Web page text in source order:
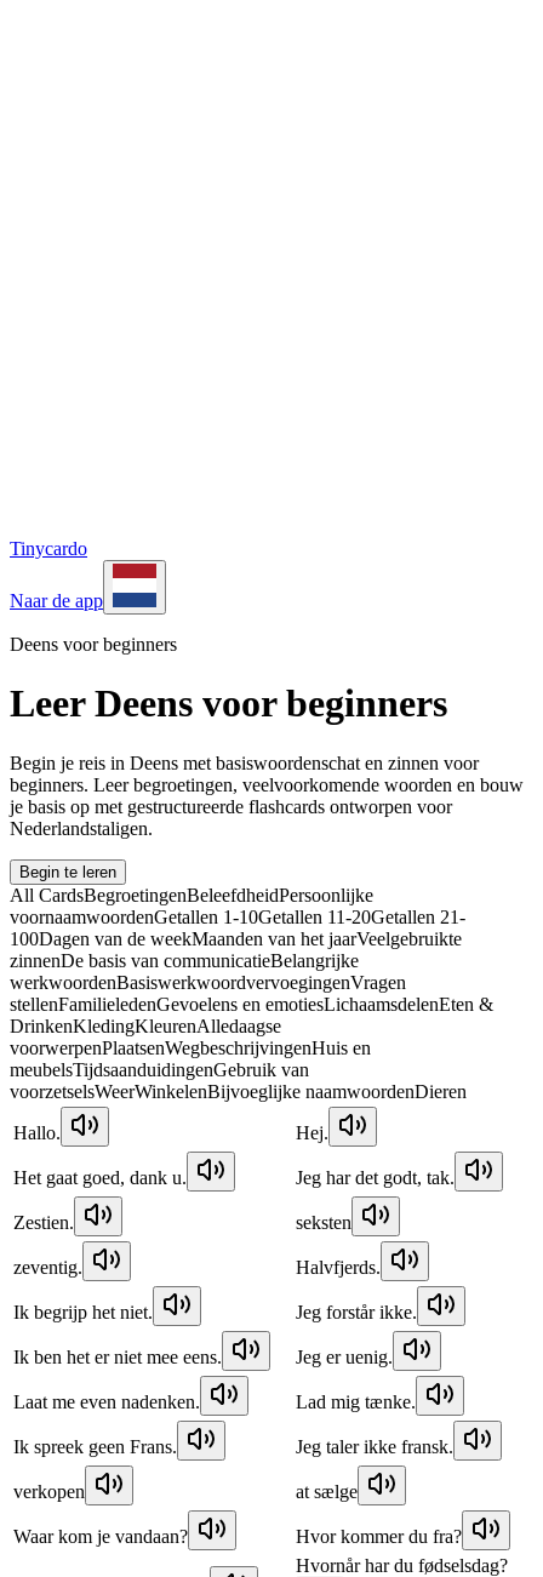
Tinycardo
Naar de app
Deens voor beginners
Leer Deens voor beginners
Begin je reis in Deens met basiswoordenschat en zinnen voor
beginners. Leer begroetingen, veelvoorkomende woorden en bouw
je basis op met gestructureerde flashcards ontworpen voor
Nederlandstaligen.
Begin te leren
All CardsBegroetingenBeleefdheidPersoonlijke
voornaamwoordenGetallen 1-10Getallen 11-20Getallen 21-
100Dagen van de weekMaanden van het jaarVeelgebruikte
zinnenDe basis van communicatieBelangrijke
werkwoordenBasiswerkwoordvervoegingenVragen
stellenFamilieledenGevoelens en emotiesLichaamsdelenEten &
DrinkenKledingKleurenAlledaagse
voorwerpenPlaatsenWegbeschrijvingenHuis en
meubelsTijdsaanduidingenGebruik van
voorzetselsWeerWinkelenBijvoeglijke naamwoordenDieren
Hallo.
Hej.
Het gaat goed, dank u. Jeg har det godt, tak.
Zestien. seksten
zeventig. Halvfjerds.
Ik begrijp het niet. Jeg forstår ikke.
Ik ben het er niet mee eens. Jeg er uenig.
Laat me even nadenken. Lad mig tænke.
Ik spreek geen Frans. Jeg taler ikke fransk.
verkopen at sælge
Waar kom je vandaan? Hvor kommer du fra?
Hvornår har du fødselsdag?